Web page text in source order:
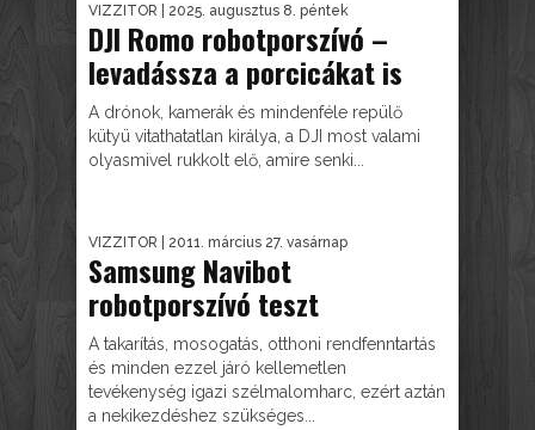
VIZZITOR | 2025. augusztus 8. péntek
DJI Romo robotporszívó –
levadássza a porcicákat is
A drónok, kamerák és mindenféle repülő
kütyü vitathatatlan királya, a DJI most valami
olyasmivel rukkolt elő, amire senki...
VIZZITOR | 2011. március 27. vasárnap
Samsung Navibot
robotporszívó teszt
A takarítás, mosogatás, otthoni rendfenntartás
és minden ezzel járó kellemetlen
tevékenység igazi szélmalomharc, ezért aztán
a nekikezdéshez szükséges...